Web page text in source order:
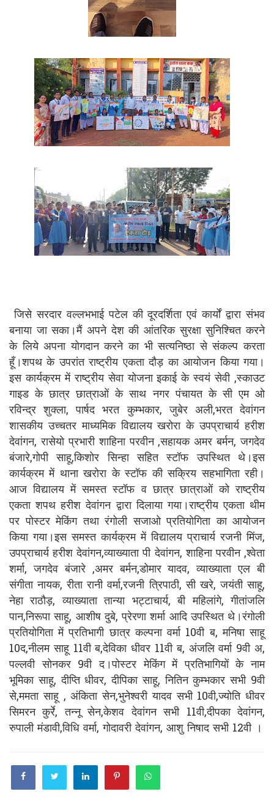
जिसे सरदार वल्लभभाई पटेल की दूरदर्शिता एवं कार्यों द्वारा संभव
बनाया जा सका।मैं अपने देश की आंतरिक सुरक्षा सुनिश्चित करने
के लिये अपना योगदान करने का भी सत्यनिष्ठा से संकल्प करता
हूँ।शपथ के उपरांत राष्ट्रीय एकता दौड़ का आयोजन किया गया।
इस कार्यक्रम में राष्ट्रीय सेवा योजना इकाई के स्वयं सेवी ,स्काउट
गाइड के छात्र छात्राओं के साथ नगर पंचायत के सी एम ओ
रविन्द्र शुक्ला, पार्षद भरत कुम्भकार, जुबेर अली,भरत देवांगन
शासकीय उच्चतर माध्यमिक विद्यालय खरोरा के उपप्राचार्य हरीश
देवांगन, रासेयो प्रभारी शाहिना परवीन ,सहायक अमर बर्मन, जगदेव
बंजारे,गोपी साहू,किशोर सिन्हा सहित स्टॉफ उपस्थित थे।इस
कार्यक्रम में थाना खरोरा के स्टॉफ की सक्रिय सहभागिता रही।
आज विद्यालय में समस्त स्टॉफ व छात्र छात्राओं को राष्ट्रीय
एकता शपथ हरीश देवांगन द्वारा दिलाया गया।राष्ट्रीय एकता थीम
पर पोस्टर मेकिंग तथा रंगोली सजाओ प्रतियोगिता का आयोजन
किया गया।इस समस्त कार्यक्रम में विद्यालय प्राचार्य रजनी मिंज,
उपप्राचार्य हरीश देवांगन,व्याख्याता पी देवांगन, शाहिना परवीन ,श्वेता
शर्मा, जगदेव बंजारे ,अमर बर्मन,डोमार यादव, व्याख्याता एल बी
संगीता नायक, रीता रानी वर्मा,रजनी त्रिपाठी, सी खरे, जयंती साहू,
नेहा राठौड़, व्याख्याता तान्या भट्टाचार्य, बी महिलांगे, गीतांजलि
पान,निरूपा साहू, आशीष दुबे, प्रेरणा शर्मा आदि उपस्थित थे।रंगोली
प्रतियोगिता में प्रतिभागी छात्र कल्पना वर्मा 10वी ब, मनिषा साहू
10द,नीलम साहू 11वी ब,देविका धीवर 11वी ब, अंजलि वर्मा 9वी अ,
पल्लवी सोनकर 9वी द।पोस्टर मेकिंग में प्रतिभागियों के नाम
भूमिका साहू, दीप्ति धीवर, दीपिका साहू, नितिन कुम्भकार सभी 9वी
से,ममता साहू , अंकिता सेन,भुनेश्वरी यादव सभी 10वी,ज्योति धीवर
सिमरन कुर्रे, तन्नू सेन,केशव देवांगन सभी 11वी,दीपका देवांगन,
रुपाली मंडावी,विधि वर्मा, गोदावरी देवांगन, आशु निषाद सभी 12वी ।